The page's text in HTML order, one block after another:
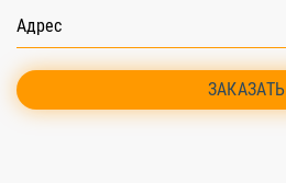
ЗАКАЗАТЬ